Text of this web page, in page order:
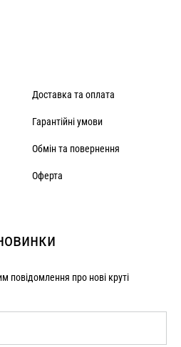
Доставка та оплата
Гарантійні умови
Обмін та повернення
Оферта
повідомлення про нові круті